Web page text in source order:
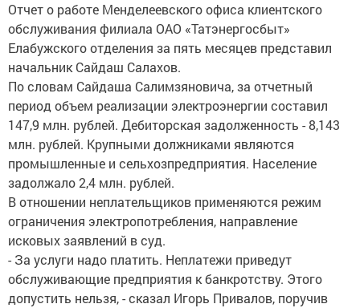
Отчет о работе Менделеевского офиса клиентского
обслуживания филиала ОАО «Татэнергосбыт»
Елабужского отделения за пять месяцев представил
начальник Сайдаш Салахов.
По словам Сайдаша Салимзяновича, за отчетный
период объем реализации электроэнергии составил
147,9 млн. рублей. Дебиторская задолженность - 8,143
млн. рублей. Крупными должниками являются
промышленные и сельхозпредприятия. Население
задолжало 2,4 млн. рублей.
В отношении неплательщиков применяются режим
ограничения электропотребления, направление
исковых заявлений в суд.
- За услуги надо платить. Неплатежи приведут
обслуживающие предприятия к банкротству. Этого
допустить нельзя, - сказал Игорь Привалов, поручив